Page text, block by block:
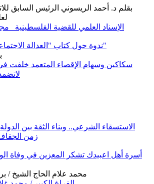
الإسناد العلمي للقضية الفلسطينية_
ندوة حول كتاب "العدالة الاجتماعية في الإسلام"
سكاكين وسهام الإقصاء المتعمد خلفت
الاستسقاء الشرعي.. وبناء الثقة بين
زمن
أسرة أهل اعبيدك تشكر المعزين في وفاة